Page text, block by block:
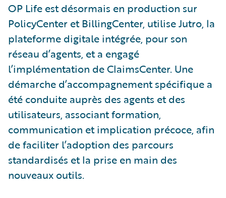
OP Life est désormais en production sur
PolicyCenter et BillingCenter, utilise Jutro, la
plateforme digitale intégrée, pour son
réseau d’agents, et a engagé
l’implémentation de ClaimsCenter. Une
démarche d’accompagnement spécifique a
été conduite auprès des agents et des
utilisateurs, associant formation,
communication et implication précoce, afin
de faciliter l’adoption des parcours
standardisés et la prise en main des
nouveaux outils.